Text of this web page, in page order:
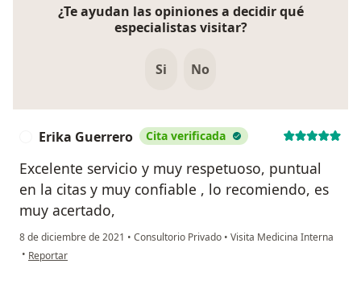
¿Te ayudan las opiniones a decidir qué
especialistas visitar?
Si No
Erika Guerrero Cita verificada
Excelente servicio y muy respetuoso, puntual
en la citas y muy confiable , lo recomiendo, es
muy acertado,
8 de diciembre de 2021 • Consultorio Privado • Visita Medicina Interna
• en opinión del usuario Erika Guerrero
Reportar